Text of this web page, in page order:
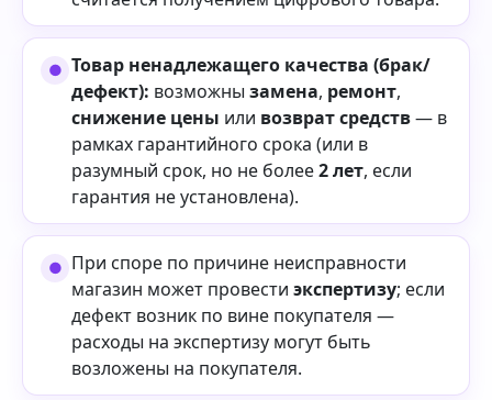
Товар ненадлежащего качества (брак/
дефект): возможны замена, ремонт,
снижение цены или возврат средств— в
рамках гарантийного срока (или в
разумный срок, но не более2 лет, если
гарантия не установлена).
При споре по причине неисправности
магазин может провести экспертизу; если
дефект возник по вине покупателя —
расходы на экспертизу могут быть
возложены на покупателя.